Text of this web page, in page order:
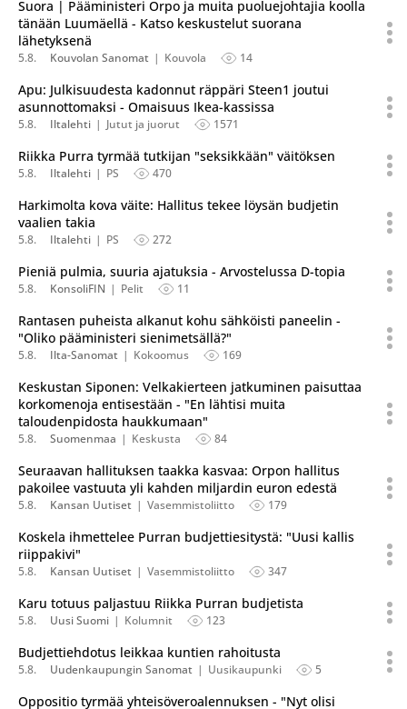
Suora | Pääministeri Orpo ja muita puoluejohtajia koolla
tänään Luumäellä - Katso keskustelut suorana
lähetyksenä
5.8. Kouvolan Sanomat Kouvola 14
Apu: Julkisuudesta kadonnut räppäri Steen1 joutui
asunnottomaksi - Omaisuus Ikea-kassissa
5.8. Iltalehti Jutut ja juorut 1571
Riikka Purra tyrmää tutkijan "seksikkään" väitöksen
5.8. Iltalehti PS 470
Harkimolta kova väite: Hallitus tekee löysän budjetin
vaalien takia
5.8. Iltalehti PS 272
Pieniä pulmia, suuria ajatuksia - Arvostelussa D-topia
5.8. KonsoliFIN Pelit 11
Rantasen puheista alkanut kohu sähköisti paneelin -
"Oliko pääministeri sienimetsällä?"
5.8. Ilta-Sanomat Kokoomus 169
Keskustan Siponen: Velkakierteen jatkuminen paisuttaa
korkomenoja entisestään - "En lähtisi muita
taloudenpidosta haukkumaan"
5.8. Suomenmaa Keskusta 84
Seuraavan hallituksen taakka kasvaa: Orpon hallitus
pakoilee vastuuta yli kahden miljardin euron edestä
5.8. Kansan Uutiset Vasemmistoliitto 179
Koskela ihmettelee Purran budjettiesitystä: "Uusi kallis
riippakivi"
5.8. Kansan Uutiset Vasemmistoliitto 347
Karu totuus paljastuu Riikka Purran budjetista
5.8. Uusi Suomi Kolumnit 123
Budjettiehdotus leikkaa kuntien rahoitusta
5.8. Uudenkaupungin Sanomat Uusikaupunki 5
Oppositio tyrmää yhteisöveroalennuksen - "Nyt olisi